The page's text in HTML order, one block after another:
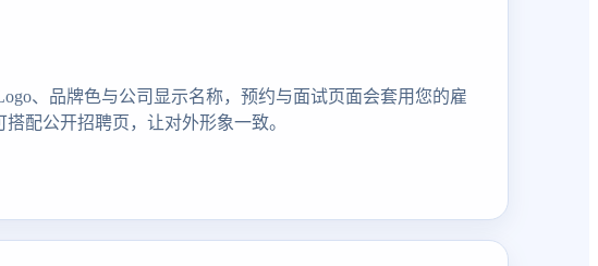
、品牌色与公司显示名称，预约与面试页面会套用您的雇
搭配公开招聘页，让对外形象一致。